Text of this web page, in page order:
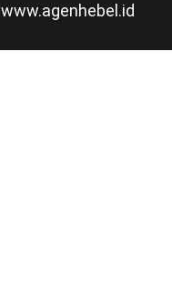
www.agenhebel.id